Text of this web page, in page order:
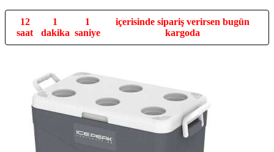
12 saat 59 saniye içerisinde sipariş verirsen bugün kargoda